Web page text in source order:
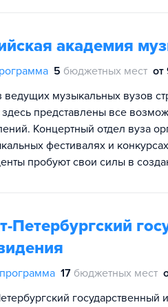
академия
5 бюджетных мест от
музыкальных вузов
представлены все
Концертный отдел вуза
фестивалях и
пробуют свои силы в
Петербургский
программа 17 бюджетных мест
государственный